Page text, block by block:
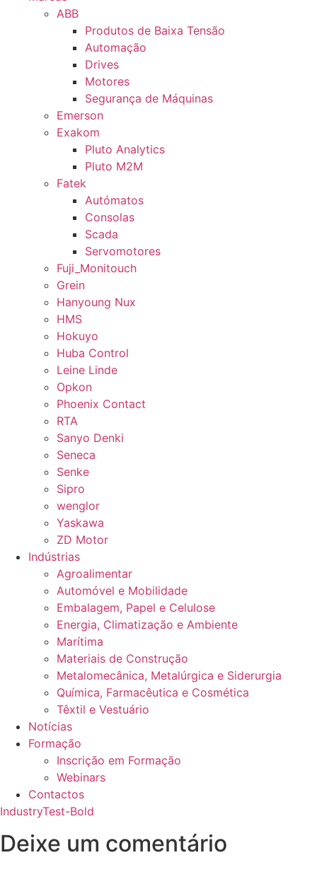
ABB
Produtos de Baixa Tensão
Automação
Drives
Motores
Segurança de Máquinas
Emerson
Exakom
Pluto Analytics
Pluto M2M
Fatek
Autómatos
Consolas
Scada
Servomotores
Fuji_Monitouch
Grein
Hanyoung Nux
HMS
Hokuyo
Huba Control
Leine Linde
Opkon
Phoenix Contact
RTA
Sanyo Denki
Seneca
Senke
Sipro
wenglor
Yaskawa
ZD Motor
Indústrias
Agroalimentar
Automóvel e Mobilidade
Embalagem, Papel e Celulose
Energia, Climatização e Ambiente
Marítima
Materiais de Construção
Metalomecânica, Metalúrgica e Siderurgia
Química, Farmacêutica e Cosmética
Têxtil e Vestuário
Notícias
Formação
Inscrição em Formação
Webinars
Contactos
IndustryTest-Bold
Deixe um comentário